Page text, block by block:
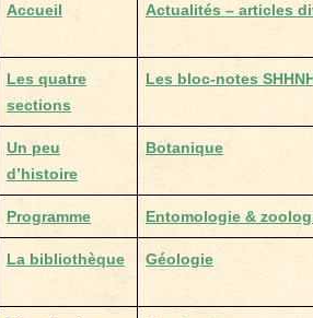
Accueil Actualités – articles
Les quatre
sections
Les bloc-notes
Un peu
d’histoire
Botanique
Programme Entomologie &
La bibliothèque Géologie